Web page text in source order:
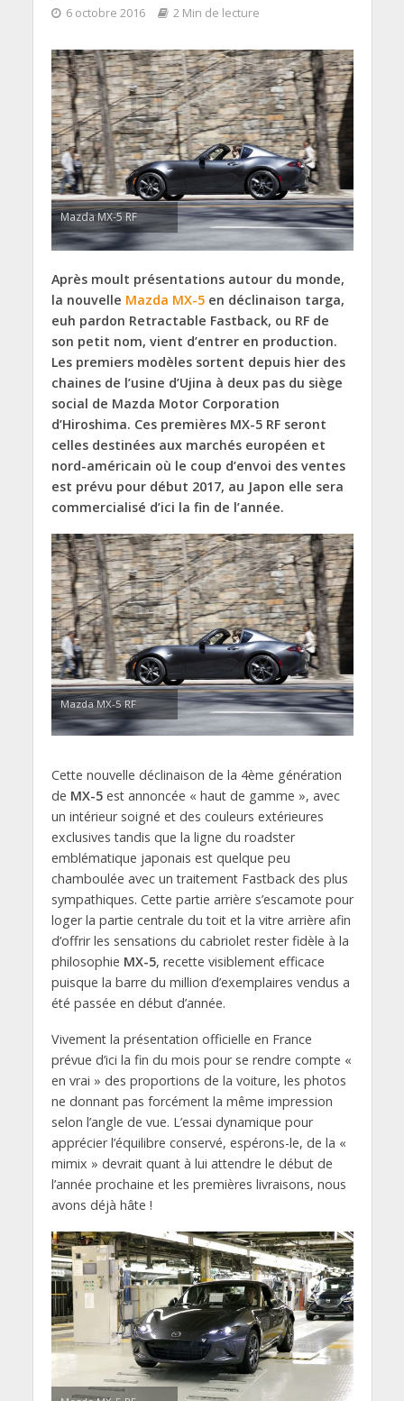
6 octobre 2016 2 Min de lecture
Mazda MX-5 RF
Après moult présentations autour du monde,
la nouvelle Mazda MX-5en déclinaison targa,
euh pardon Retractable Fastback, ou RF de
son petit nom, vient d’entrer en production.
Les premiers modèles sortent depuis hier des
chaines de l’usine d’Ujina à deux pas du siège
social de Mazda Motor Corporation
d’Hiroshima. Ces premières MX-5 RF seront
celles destinées aux marchés européen et
nord-américain où le coup d’envoi des ventes
est prévu pour début 2017, au Japon elle sera
commercialisé d’ici la fin de l’année.
Mazda MX-5 RF
Cette nouvelle déclinaison de la 4ème génération
de MX-5est annoncée « haut de gamme », avec
un intérieur soigné et des couleurs extérieures
exclusives tandis que la ligne du roadster
emblématique japonais est quelque peu
chamboulée avec un traitement Fastback des plus
sympathiques. Cette partie arrière s’escamote pour
loger la partie centrale du toit et la vitre arrière afin
d’offrir les sensations du cabriolet rester fidèle à la
philosophie MX-5, recette visiblement efficace
puisque la barre du million d’exemplaires vendus a
été passée en début d’année.
Vivement la présentation officielle en France
prévue d’ici la fin du mois pour se rendre compte «
en vrai » des proportions de la voiture, les photos
ne donnant pas forcément la même impression
selon l’angle de vue. L’essai dynamique pour
apprécier l’équilibre conservé, espérons-le, de la «
mimix » devrait quant à lui attendre le début de
l’année prochaine et les premières livraisons, nous
avons déjà hâte !